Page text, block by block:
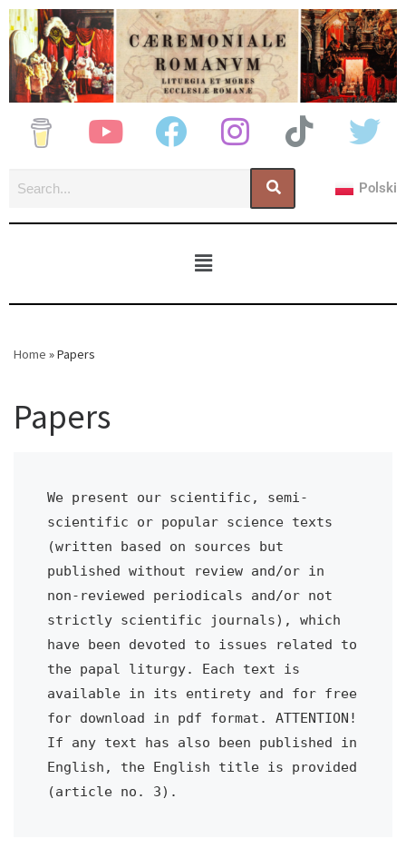
Polski
Home »Papers
Papers
We present our scientific, semi-
scientific or popular science texts
(written based on sources but
published without review and/or in
non-reviewed periodicals and/or not
strictly scientific journals), which
have been devoted to issues related to
the papal liturgy. Each text is
available in its entirety and for free
for download in pdf format. ATTENTION!
If any text has also been published in
English, the English title is provided
(article no. 3).